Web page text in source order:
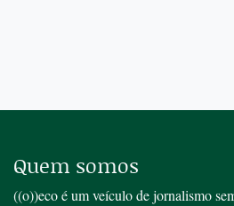
Quem somos
((o))eco é um veículo de jornalismo